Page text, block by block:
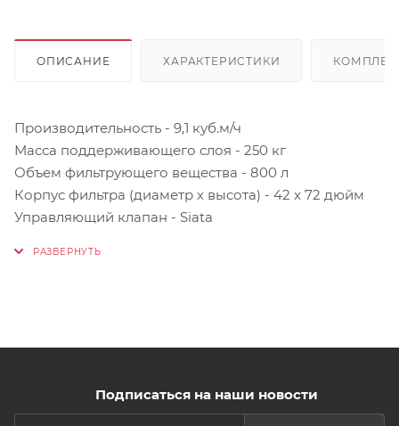
ОПИСАНИЕ ХАРАКТЕРИСТИКИ
Производительность - 9,1 куб.м/ч
Масса поддерживающего слоя - 250 кг
Объем фильтрующего вещества - 800 л
Корпус фильтра (диаметр х высота) - 42 x 72 дюйм
Управляющий клапан - Siata
Подписаться на наши новости